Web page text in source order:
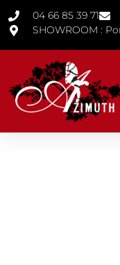
04 66 85 39 71
SHOWROOM :